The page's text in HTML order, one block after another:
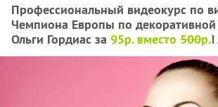
Профессиональный видеокурс по
Чемпиона Европы по декоративной
Ольги Гордиас за 95р. вместо 500р.!